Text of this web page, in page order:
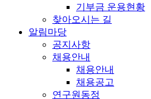
기부금 운용현황
찾아오시는 길
알림마당
공지사항
채용안내
채용안내
채용공고
연구원동정